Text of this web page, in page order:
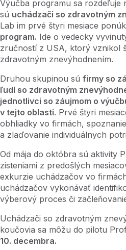
Výučba programu sa rozdeľuje
sú uchádzači so zdravotným
Lab im prvé štyri mesiace
program. Ide o vedecky
zručností z USA, ktorý vznikol
zdravotným znevýhodnením.
Druhou skupinou sú firmy so
ľudí so zdravotným
jednotlivci so záujmom o
v tejto oblasti. Prvé štyri
obhliadky vo firmách,
a zlaďovanie individuálnych
Od mája do októbra sú aktivity
zisteniami z predošlých
exkurzie uchádzačov vo
uchádzačov vykonávať
výberový proces či
Uchádzači so zdravotným
koučovia sa môžu do pilotu
10. decembra.